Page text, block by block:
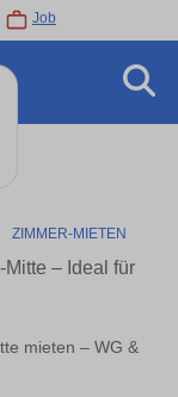
Job
ZIMMER-MIETEN
– Ideal für
mieten – WG &